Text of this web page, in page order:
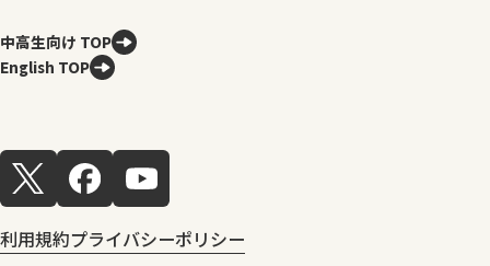
中高生向け TOP
English TOP
利用規約プライバシーポリシー